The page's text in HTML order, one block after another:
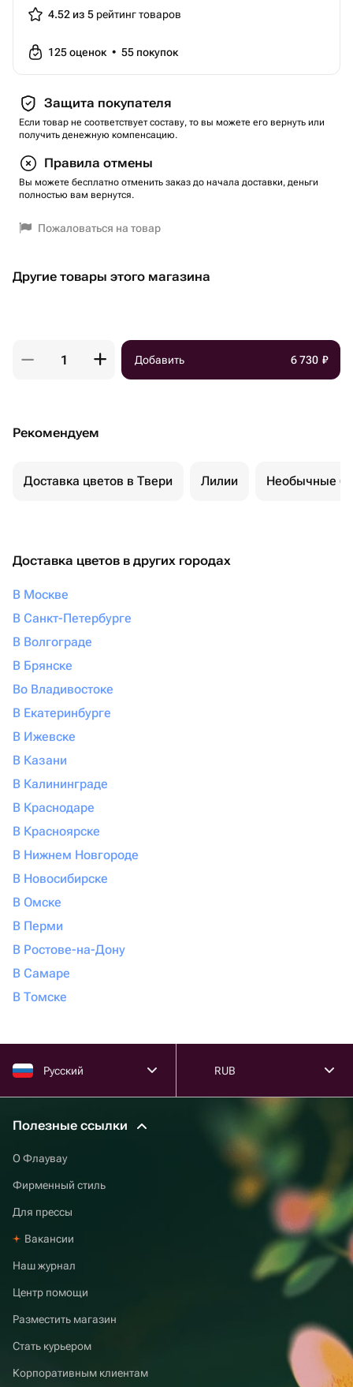
4.52 из 5 рейтинг товаров
125оценок • 55 покупок
Защита покупателя
Если товар не соответствует составу, то вы можете его вернуть или
получить денежную компенсацию.
Правила отмены
Вы можете бесплатно отменить заказ до начала доставки, деньги
полностью вам вернутся.
Пожаловаться на товар
Другие товары этого магазина
Добавить 6 730 ₽
Рекомендуем
Доставка цветов в Твери Лилии Необычные
Доставка цветов в других городах
В Москве
В Санкт-Петербурге
В Волгограде
В Брянске
Во Владивостоке
В Екатеринбурге
В Ижевске
В Казани
В Калининграде
В Краснодаре
В Красноярске
В Нижнем Новгороде
В Новосибирске
В Омске
В Перми
В Ростове-на-Дону
В Самаре
В Томске
Русский RUB
Полезные ссылки
О Флаувау
Фирменный стиль
Для прессы
Вакансии
Наш журнал
Центр помощи
Разместить магазин
Стать курьером
Корпоративным клиентам